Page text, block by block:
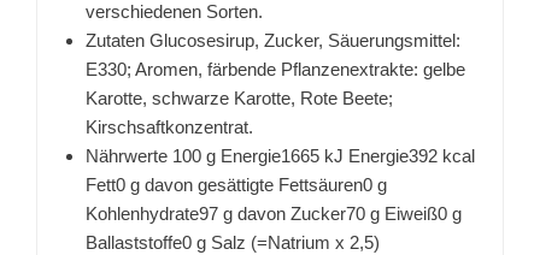
verschiedenen Sorten.
Zutaten Glucosesirup, Zucker, Säuerungsmittel:
E330; Aromen, färbende Pflanzenextrakte: gelbe
Karotte, schwarze Karotte, Rote Beete;
Kirschsaftkonzentrat.
Nährwerte 100 g Energie1665 kJ Energie392 kcal
Fett0 g davon gesättigte Fettsäuren0 g
Kohlenhydrate97 g davon Zucker70 g Eiweiß0 g
Ballaststoffe0 g Salz (=Natrium x 2,5)